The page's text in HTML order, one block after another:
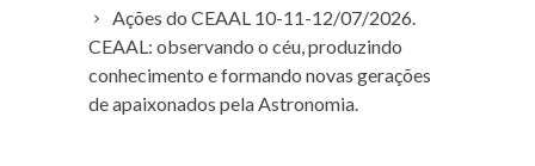
Ações do CEAAL 10-11-12/07/2026.
CEAAL: observando o céu, produzindo
conhecimento e formando novas gerações
de apaixonados pela Astronomia.